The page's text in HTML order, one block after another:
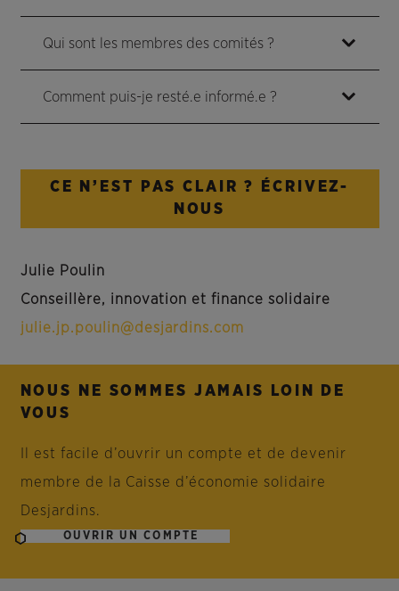
Qui sont les membres des comités ?
Comment puis-je resté.e informé.e ?
CE N’EST PAS CLAIR ? ÉCRIVEZ-
NOUS
Julie Poulin
Conseillère, innovation et finance solidaire
julie.jp.poulin@desjardins.com
NOUS NE SOMMES JAMAIS LOIN DE
VOUS
Il est facile d’ouvrir un compte et de devenir
membre de la Caisse d’économie solidaire
Desjardins.
OUVRIR UN COMPTE